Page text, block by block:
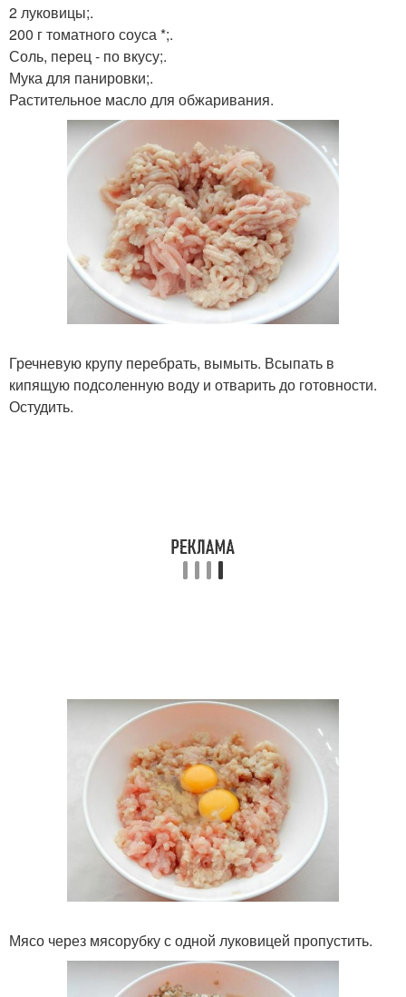
2 луковицы;.
200 г томатного соуса *;.
Соль, перец - по вкусу;.
Мука для панировки;.
Растительное масло для обжаривания.
Гречневую крупу перебрать, вымыть. Всыпать в
кипящую подсоленную воду и отварить до готовности.
Остудить.
Мясо через мясорубку с одной луковицей пропустить.